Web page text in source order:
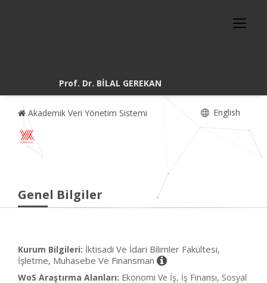
Prof. Dr. BİLAL GEREKAN
Akademik Veri Yönetim Sistemi English
Genel Bilgiler
Kurum Bilgileri: İktisadi Ve İdari Bilimler Fakültesi,
İşletme, Muhasebe Ve Finansman
WoS Araştırma Alanları: Ekonomi Ve İş, İş Finansı, Sosyal